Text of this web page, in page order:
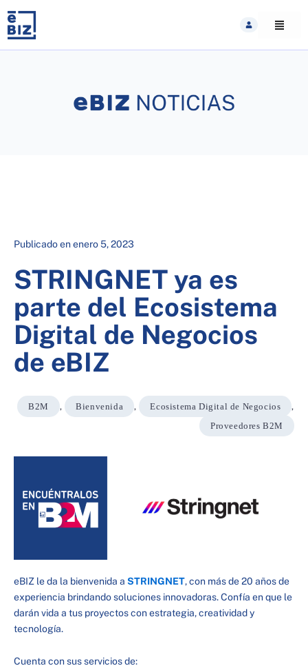
content
Publicado enenero 5, 2023
STRINGNET ya es
parte del Ecosistema
Digital de Negocios
de eBIZ
B2M , Bienvenida , Ecosistema Digital de Negocios
,
Proveedores B2M
eBIZ le da la bienvenida a STRINGNET, con más de 20 años de
experiencia brindando soluciones innovadoras. Confía en que le
darán vida a tus proyectos con estrategia, creatividad y
tecnología.
Cuenta con sus servicios de: